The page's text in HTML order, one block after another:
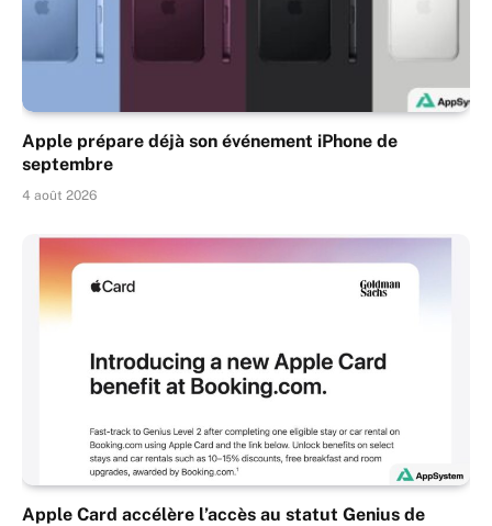
Apple prépare déjà son événement iPhone de
septembre
4 août 2026
Apple Card accélère l’accès au statut Genius de